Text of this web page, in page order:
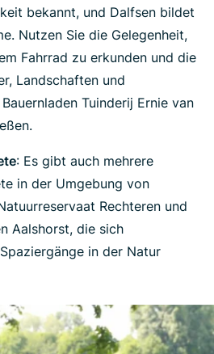
bekannt, und Dalfsen bildet
Nutzen Sie die Gelegenheit,
Fahrrad zu erkunden und die
Landschaften und
Tuinderij Ernie van
: Es gibt auch mehrere
in der Umgebung von
Rechteren und
Aalshorst, die sich
in der Natur